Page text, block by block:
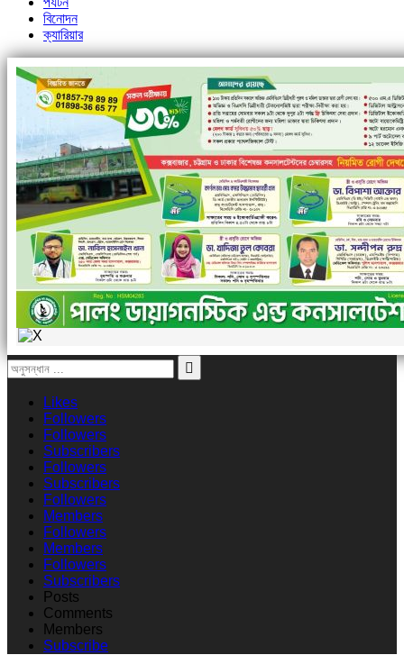
বিনোদন
ক্যারিয়ার
Likes
Followers
Followers
Subscribers
Followers
Subscribers
Followers
Members
Followers
Members
Followers
Subscribers
Posts
Comments
Members
Subscribe